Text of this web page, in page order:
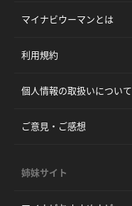
マイナビウーマンとは
利用規約
個人情報の取扱いについて
ご意見・ご感想
姉妹サイト